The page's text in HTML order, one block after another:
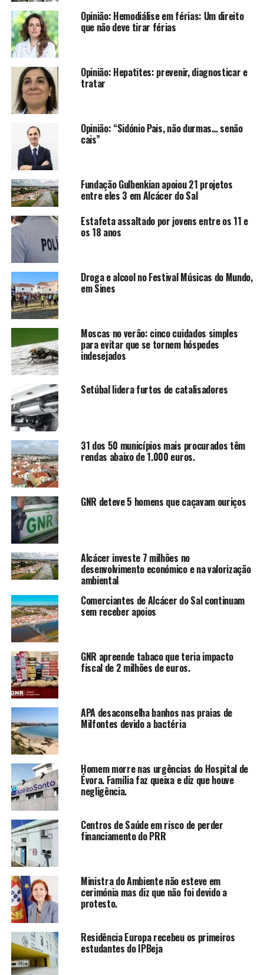
Opinião: Hemodiálise em férias: Um direito
que não deve tirar férias
Opinião: Hepatites: prevenir, diagnosticar e
tratar
Opinião: “Sidónio Pais, não durmas… senão
cais”
Fundação Gulbenkian apoiou 21 projetos
entre eles 3 em Alcácer do Sal
Estafeta assaltado por jovens entre os 11 e
os 18 anos
Droga e alcool no Festival Músicas do Mundo,
em Sines
Moscas no verão: cinco cuidados simples
para evitar que se tornem hóspedes
indesejados
Setúbal lidera furtos de catalisadores
31 dos 50 municípios mais procurados têm
rendas abaixo de 1.000 euros.
GNR deteve 5 homens que caçavam ouriços
Alcácer investe 7 milhões no
desenvolvimento económico e na valorização
ambiental
Comerciantes de Alcácer do Sal continuam
sem receber apoios
GNR apreende tabaco que teria impacto
fiscal de 2 milhões de euros.
APA desaconselha banhos nas praias de
Milfontes devido a bactéria
Homem morre nas urgências do Hospital de
Évora. Família faz queixa e diz que houve
negligência.
Centros de Saúde em risco de perder
financiamento do PRR
Ministra do Ambiente não esteve em
cerimónia mas diz que não foi devido a
protesto.
Residência Europa recebeu os primeiros
estudantes do IPBeja